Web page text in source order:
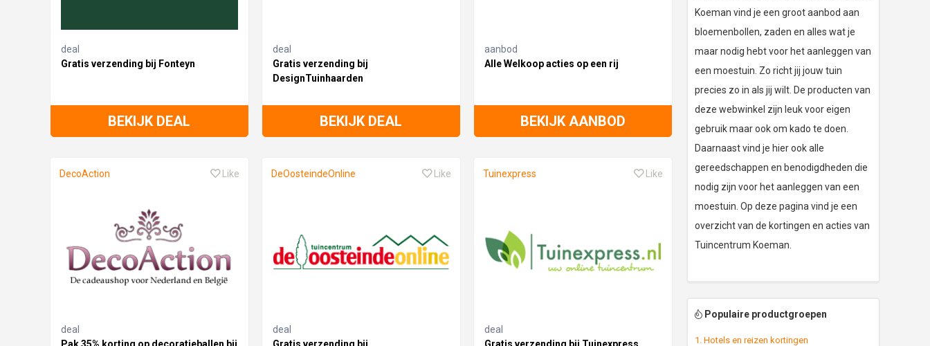
deal
Gratis verzending bij Fonteyn
BEKIJK DEAL
deal
Gratis verzending bij
DesignTuinhaarden
BEKIJK DEAL
aanbod
Alle Welkoop acties op een rij
BEKIJK AANBOD
DecoAction Like
deal
Pak 35% korting op decoratieballen bij
DeOosteindeOnline Like
deal
Gratis verzending bij
Tuinexpress Like
deal
Gratis verzending bij Tuinexpress
Koeman vind je een groot aanbod aan
bloemenbollen, zaden en alles wat je
maar nodig hebt voor het aanleggen van
een moestuin. Zo richt jij jouw tuin
precies zo in als jij wilt. De producten van
deze webwinkel zijn leuk voor eigen
gebruik maar ook om kado te doen.
Daarnaast vind je hier ook alle
gereedschappen en benodigdheden die
nodig zijn voor het aanleggen van een
moestuin. Op deze pagina vind je een
overzicht van de kortingen en acties van
Tuincentrum Koeman.
Populaire productgroepen
1. Hotels en reizen kortingen